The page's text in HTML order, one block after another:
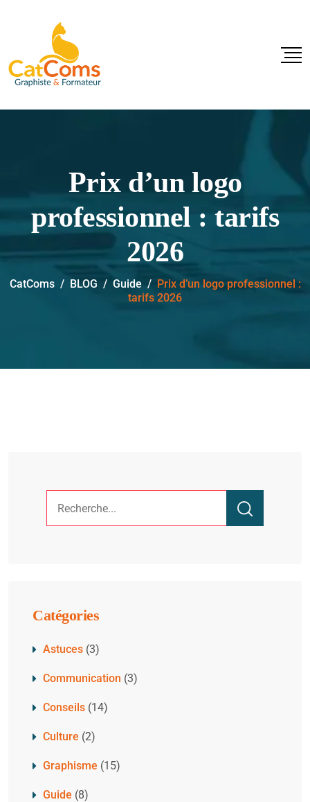
Prix d’un logo
professionnel : tarifs
2026
CatComs / BLOG / Guide / Prix d’un logo professionnel :
tarifs 2026
Catégories
Astuces (3)
Communication (3)
Conseils (14)
Culture (2)
Graphisme (15)
Guide (8)